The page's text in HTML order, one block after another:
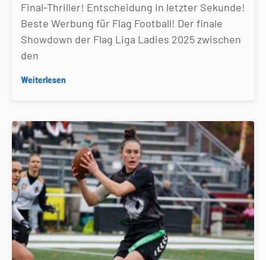
Final-Thriller! Entscheidung in letzter Sekunde!
Beste Werbung für Flag Football! Der finale
Showdown der Flag Liga Ladies 2025 zwischen
den
Weiterlesen